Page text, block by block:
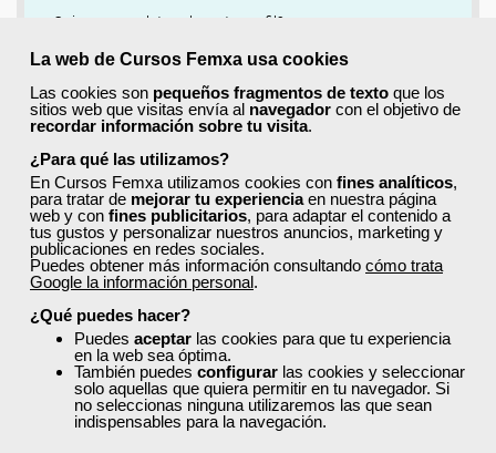
La web de Cursos Femxa usa cookies
Las cookies son pequeños fragmentos de texto que los
sitios web que visitas envía al navegador con el objetivo de
recordar información sobre tu visita.
¿Para qué las utilizamos?
En Cursos Femxa utilizamos cookies con fines analíticos,
para tratar de mejorar tu experienciaen nuestra página
web y con fines publicitarios, para adaptar el contenido a
tus gustos y personalizar nuestros anuncios, marketing y
publicaciones en redes sociales.
Puedes obtener más información consultando cómo trata
Google la información personal.
¿Qué puedes hacer?
Puedes aceptar las cookies para que tu experiencia
en la web sea óptima.
También puedes configurar las cookies y seleccionar
solo aquellas que quiera permitir en tu navegador. Si
no seleccionas ninguna utilizaremos las que sean
indispensables para la navegación.
¿Quieres completar ahora tu perfil?
Si
No, completaré mi perfil más adelante
Newsletter
Si, quiero recibir información sobre cursos, ofertas
exclusivas y recursos para el aprendizaje.
Términos y condiciones
He leído y acepto la Política de Privacidad
Registrarse
Quiénes Somos: